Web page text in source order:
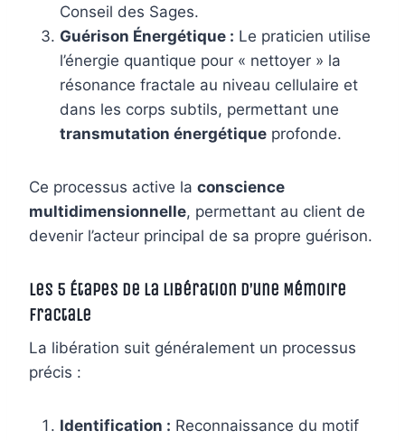
Conseil des Sages.
Guérison Énergétique : Le praticien utilise
l’énergie quantique pour « nettoyer » la
résonance fractale au niveau cellulaire et
dans les corps subtils, permettant une
transmutation énergétique profonde.
Ce processus active la conscience
multidimensionnelle, permettant au client de
devenir l’acteur principal de sa propre guérison.
Les 5 Étapes de la Libération d’une Mémoire
Fractale
La libération suit généralement un processus
précis :
Identification : Reconnaissance du motif